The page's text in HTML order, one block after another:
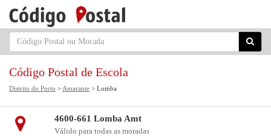
Código Postal de Escola
Distrito do Porto > Amarante > Lomba
4600-661 Lomba Amt
Válido para todas as moradas